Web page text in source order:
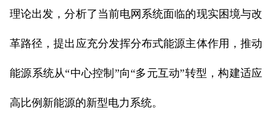
理论出发，分析了当前电网系统面临的现实困境与改
革路径，提出应充分发挥分布式能源主体作用，推动
能源系统从“中心控制”向“多元互动”转型，构建适应
高比例新能源的新型电力系统。